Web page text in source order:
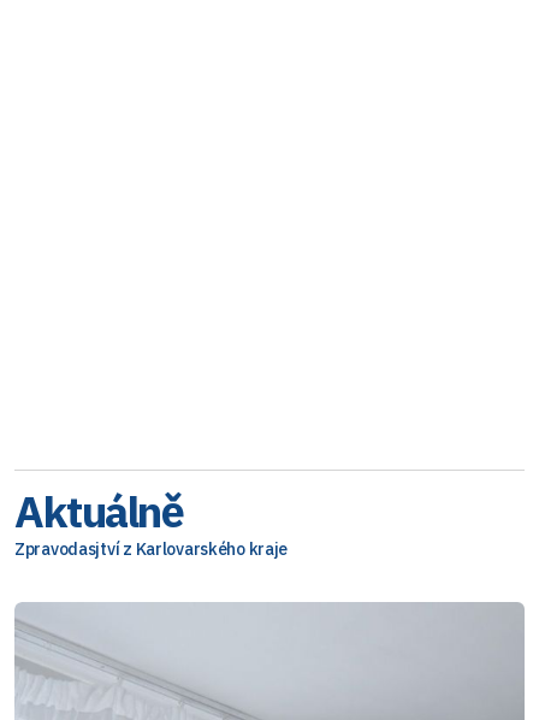
Aktuálně
Zpravodasjtví z Karlovarského kraje